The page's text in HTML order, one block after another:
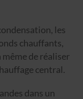
les
chauffants,
même de réaliser
central.
dans un